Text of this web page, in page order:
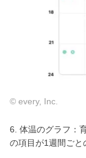
© every, Inc.
6. 体温のグラフ：
の項目が1週間ごと